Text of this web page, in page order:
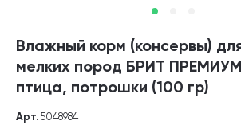
Влажный корм (консервы)
мелких пород БРИТ
птица, потрошки (100 гр)
Арт. 5048984